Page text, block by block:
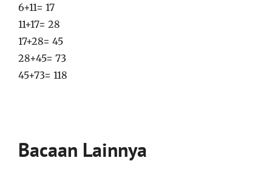
6+11= 17
11+17= 28
17+28= 45
28+45= 73
45+73= 118
Bacaan Lainnya